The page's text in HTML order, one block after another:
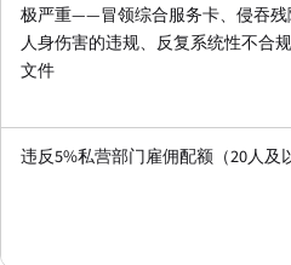
极严重——冒领综合服务卡、侵吞
人身伤害的违规、反复系统性不合
文件
违反5%私营部门雇佣配额（20人及